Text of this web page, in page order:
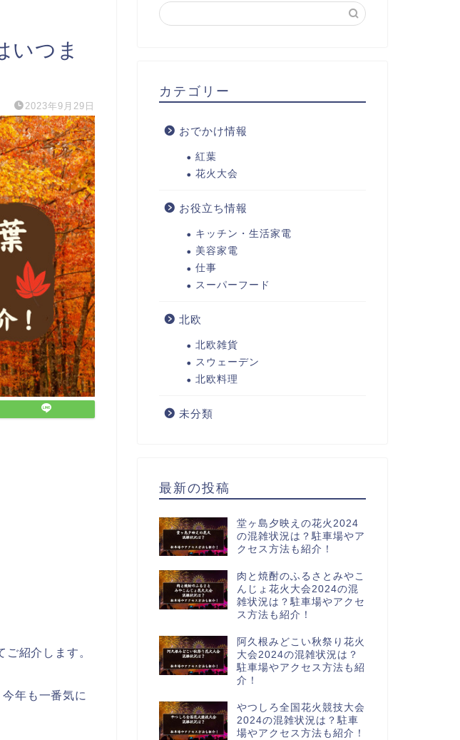
いつま
2023年9月29日
紹介します。
年も一番気に
カテゴリー
おでかけ情報
紅葉
花火大会
お役立ち情報
キッチン・生活家電
美容家電
仕事
スーパーフード
北欧
北欧雑貨
スウェーデン
北欧料理
未分類
最新の投稿
堂ヶ島夕映えの花火2024
の混雑状況は？駐車場やア
クセス方法も紹介！
肉と焼酎のふるさとみやこ
んじょ花火大会2024の混
雑状況は？駐車場やアクセ
ス方法も紹介！
阿久根みどこい秋祭り花火
大会2024の混雑状況は？
駐車場やアクセス方法も紹
介！
やつしろ全国花火競技大会
2024の混雑状況は？駐車
場やアクセス方法も紹介！